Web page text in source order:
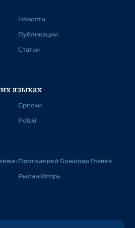
Новости
Публикации
Статьи
языках
Српски
Polski
Протоиерей Божидар Главев
Рысин Игорь